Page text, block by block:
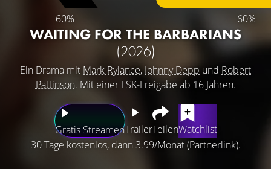
60% 60%
WAITING FOR THE BARBARIANS
(2026)
Ein Drama mit Mark Rylance,Johnny Depp und Robert
Pattinson. Mit einer FSK-Freigabe ab 16 Jahren.
Gratis StreamenTrailerTeilenWatchlist
30 Tage kostenlos, dann 3.99/Monat (Partnerlink).